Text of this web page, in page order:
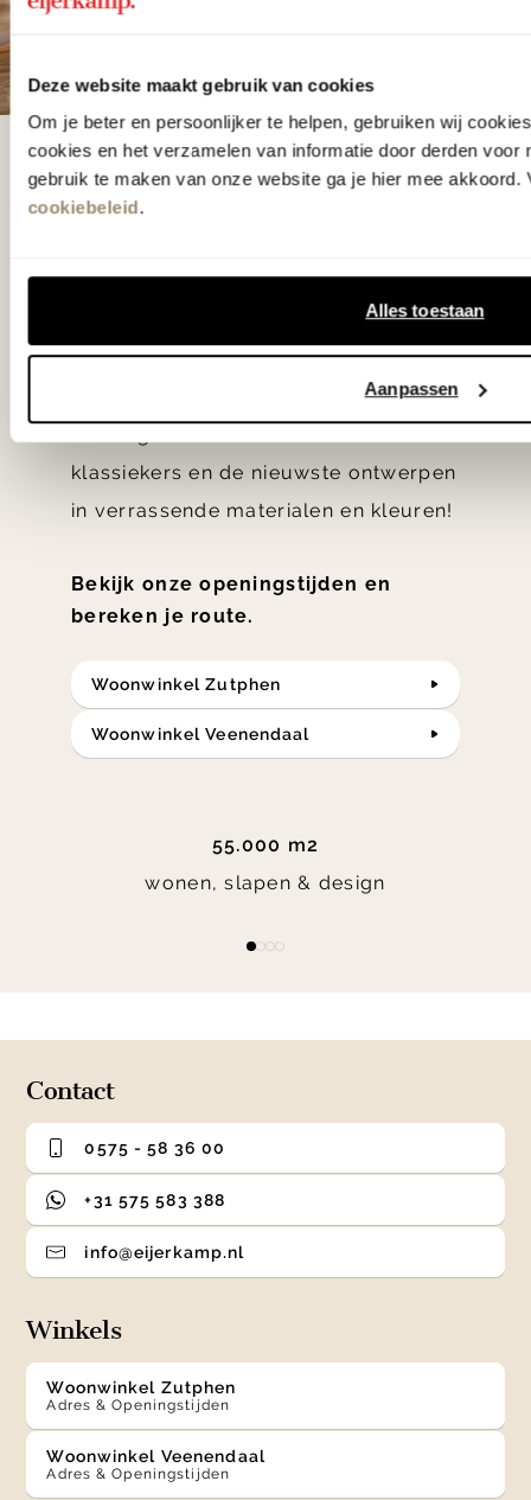
Deze website maakt gebruik van cookies
Om je beter en persoonlijker te helpen, gebruiken wij
cookies en het verzamelen van informatie door derden voor
gebruik te maken van onze website ga je hier mee akkoord.
cookiebeleid.
Alles toestaan
Aanpassen
De woonwinkel
gezien op tv!
Wie kent het programma vtwonen
'Weer verliefd op je huis' niet? We
hebben met liefde de mooiste woon-,
klassiekers en de nieuwste ontwerpen
in verrassende materialen en kleuren!
Bekijk onze openingstijden en
bereken je route.
Woonwinkel Zutphen
Woonwinkel Veenendaal
55.000 m2
wonen, slapen & design
Contact
0575 - 58 36 00
+31 575 583 388
info@eijerkamp.nl
Winkels
Woonwinkel Zutphen
Adres & Openingstijden
Woonwinkel Veenendaal
Adres & Openingstijden